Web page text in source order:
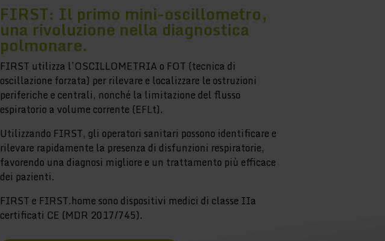
FIRST: Il primo mini-oscillometro,
una rivoluzione nella diagnostica
polmonare.
FIRST utilizza l’OSCILLOMETRIA o FOT (tecnica di
oscillazione forzata) per rilevare e localizzare le ostruzioni
periferiche e centrali, nonché la limitazione del flusso
espiratorio a volume corrente (EFLt).
Utilizzando FIRST, gli operatori sanitari possono identificare e
rilevare rapidamente la presenza di disfunzioni respiratorie,
favorendo una diagnosi migliore e un trattamento più efficace
dei pazienti.
FIRST e FIRST.home sono dispositivi medici di classe IIa
certificati CE (MDR 2017/745).